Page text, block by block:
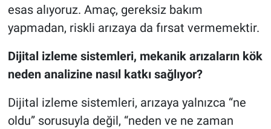
esas alıyoruz. Amaç, gereksiz bakım
yapmadan, riskli arızaya da fırsat vermemektir.
Dijital izleme sistemleri, mekanik arızaların kök
neden analizine nasıl katkı sağlıyor?
Dijital izleme sistemleri, arızaya yalnızca “ne
oldu” sorusuyla değil, “neden ve ne zaman